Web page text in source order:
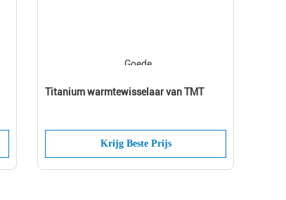
Titanium warmtewisselaar van TMT
Krijg Beste Prijs